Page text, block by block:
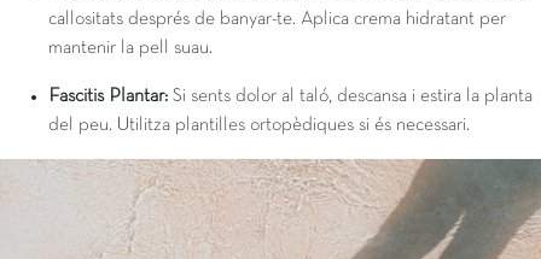
callositats després de banyar-te. Aplica crema hidratant per
mantenir la pell suau.
Fascitis Plantar: Si sents dolor al taló, descansa i estira la planta
del peu. Utilitza plantilles ortopèdiques si és necessari.